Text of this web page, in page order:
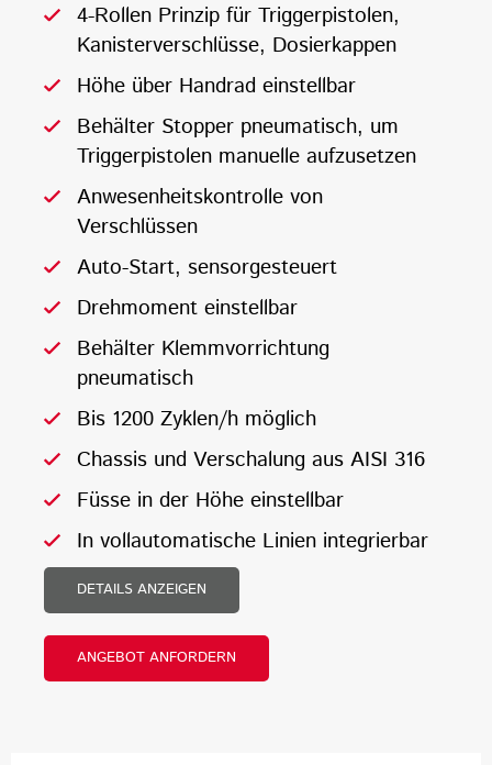
4-Rollen Prinzip für Triggerpistolen,
Kanisterverschlüsse, Dosierkappen
Höhe über Handrad einstellbar
Behälter Stopper pneumatisch, um
Triggerpistolen manuelle aufzusetzen
Anwesenheitskontrolle von
Verschlüssen
Auto-Start, sensorgesteuert
Drehmoment einstellbar
Behälter Klemmvorrichtung
pneumatisch
Bis 1200 Zyklen/h möglich
Chassis und Verschalung aus AISI 316
Füsse in der Höhe einstellbar
In vollautomatische Linien integrierbar
DETAILS ANZEIGEN
ANGEBOT ANFORDERN